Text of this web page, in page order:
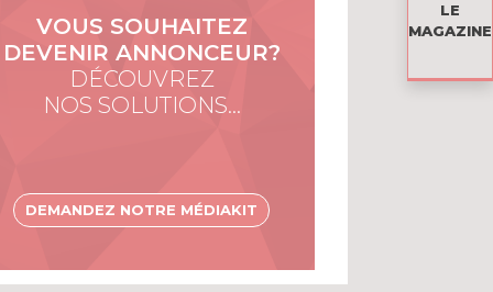
LE
MAGAZINE
VOUS SOUHAITEZ
DEVENIR ANNONCEUR?
DÉCOUVREZ
NOS SOLUTIONS…
DEMANDEZ NOTRE MÉDIAKIT